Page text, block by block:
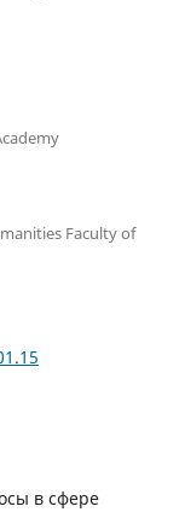
Faculty of
в сфере